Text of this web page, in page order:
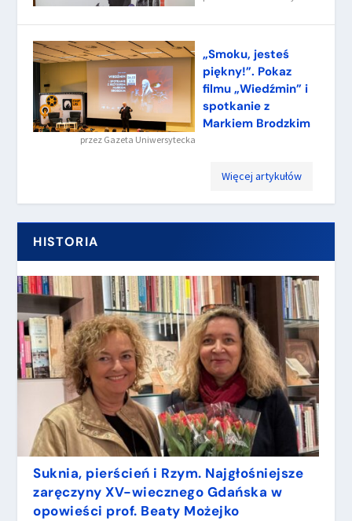
„Smoku, jesteś
piękny!”. Pokaz
filmu „Wiedźmin” i
spotkanie z
Markiem Brodzkim
przez Gazeta Uniwersytecka
Więcej artykułów
HISTORIA
Suknia, pierścień i Rzym. Najgłośniejsze
zaręczyny XV-wiecznego Gdańska w
opowieści prof. Beaty Możejko